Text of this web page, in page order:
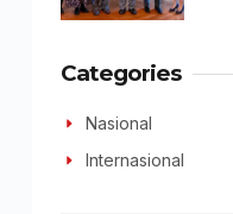
Categories
Nasional
Internasional